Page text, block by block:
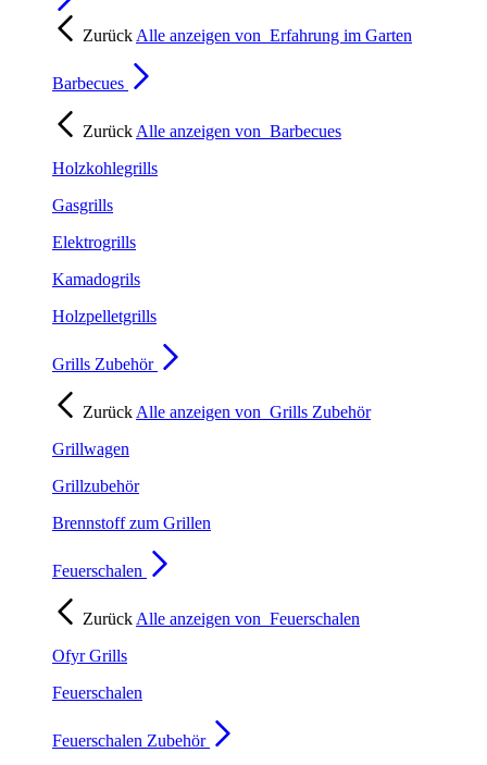
Zurück Alle anzeigen von Erfahrung im Garten
Barbecues
Zurück Alle anzeigen von Barbecues
Holzkohlegrills
Gasgrills
Elektrogrills
Kamadogrils
Holzpelletgrills
Grills Zubehör
Zurück Alle anzeigen von Grills Zubehör
Grillwagen
Grillzubehör
Brennstoff zum Grillen
Feuerschalen
Zurück Alle anzeigen von Feuerschalen
Ofyr Grills
Feuerschalen
Feuerschalen Zubehör